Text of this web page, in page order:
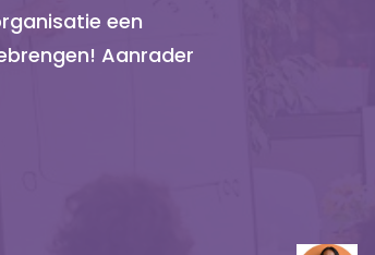
een
Aanrader